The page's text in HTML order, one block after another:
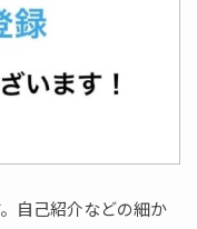
自己紹介などの細か